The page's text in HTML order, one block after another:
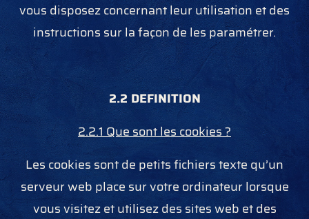
vous disposez concernant leur utilisation et des
instructions sur la façon de les paramétrer.
2.2 DEFINITION
2.2.1 Que sont les cookies ?
Les cookies sont de petits fichiers texte qu’un
serveur web place sur votre ordinateur lorsque
vous visitez et utilisez des sites web et des